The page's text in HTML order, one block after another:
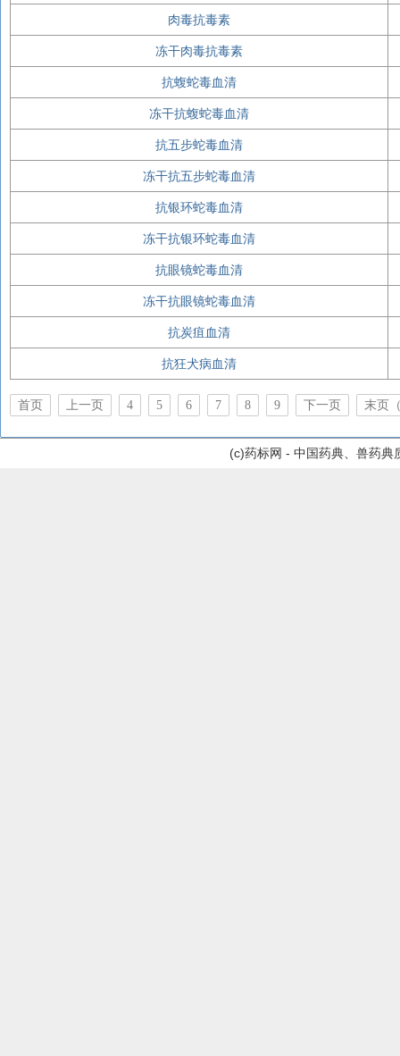
肉毒抗毒素
冻干肉毒抗毒素
抗蝮蛇毒血清
冻干抗蝮蛇毒血清
抗五步蛇毒血清
冻干抗五步蛇毒血清
抗银环蛇毒血清
冻干抗银环蛇毒血清
抗眼镜蛇毒血清
冻干抗眼镜蛇毒血清
抗炭疽血清
抗狂犬病血清
首页 上一页 4 5 6 7 8 9 下一页 末页
(c)药标网 - 中国药典、兽药典